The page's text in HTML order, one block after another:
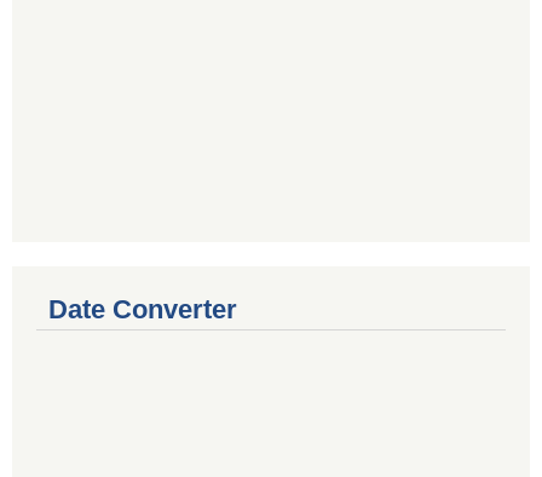
Date Converter